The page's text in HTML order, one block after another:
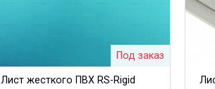
Под заказ
Лист жесткого ПВХ RS-Rigid